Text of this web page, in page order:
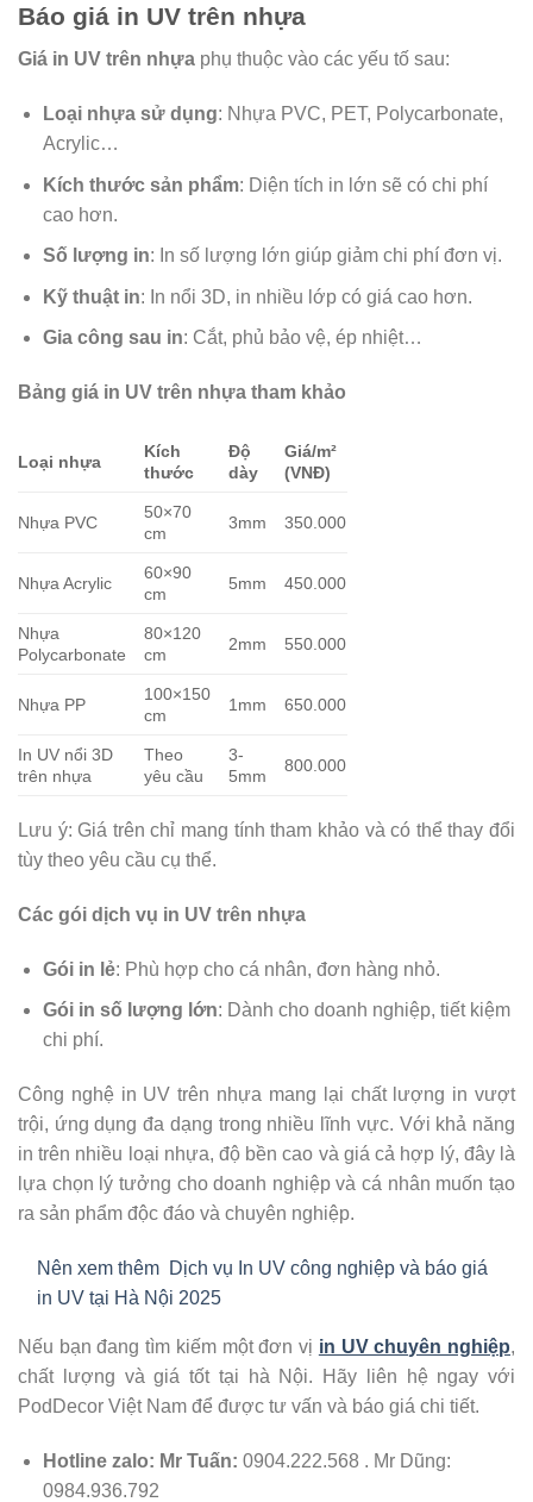
Báo giá in UV trên nhựa
Giá in UV trên nhựa phụ thuộc vào các yếu tố sau:
Loại nhựa sử dụng: Nhựa PVC, PET, Polycarbonate,
Acrylic…
Kích thước sản phẩm: Diện tích in lớn sẽ có chi phí
cao hơn.
Số lượng in: In số lượng lớn giúp giảm chi phí đơn vị.
Kỹ thuật in: In nổi 3D, in nhiều lớp có giá cao hơn.
Gia công sau in: Cắt, phủ bảo vệ, ép nhiệt…
Bảng giá in UV trên nhựa tham khảo
Loại nhựa
Kích
thước
Độ
dày
Giá/m²
(VNĐ)
Nhựa PVC
50×70
cm
3mm 350.000
Nhựa Acrylic
60×90
cm
5mm 450.000
Nhựa
Polycarbonate
80×120
cm
2mm 550.000
Nhựa PP
100×150
cm
1mm 650.000
In UV nổi 3D
trên nhựa
Theo
yêu cầu
3-
5mm
800.000
Lưu ý: Giá trên chỉ mang tính tham khảo và có thể thay đổi
tùy theo yêu cầu cụ thể.
Các gói dịch vụ in UV trên nhựa
Gói in lẻ: Phù hợp cho cá nhân, đơn hàng nhỏ.
Gói in số lượng lớn: Dành cho doanh nghiệp, tiết kiệm
chi phí.
Công nghệ in UV trên nhựa mang lại chất lượng in vượt
trội, ứng dụng đa dạng trong nhiều lĩnh vực. Với khả năng
in trên nhiều loại nhựa, độ bền cao và giá cả hợp lý, đây là
lựa chọn lý tưởng cho doanh nghiệp và cá nhân muốn tạo
ra sản phẩm độc đáo và chuyên nghiệp.
Nên xem thêm Dịch vụ In UV công nghiệp và báo giá
in UV tại Hà Nội 2025
Nếu bạn đang tìm kiếm một đơn vị in UV chuyên nghiệp,
chất lượng và giá tốt tại hà Nội. Hãy liên hệ ngay với
PodDecor Việt Nam để được tư vấn và báo giá chi tiết.
Hotline zalo: Mr Tuấn: 0904.222.568 . Mr Dũng:
0984.936.792